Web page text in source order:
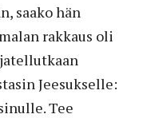
saako hän
rakkaus oli
Jeesukselle:
Tee